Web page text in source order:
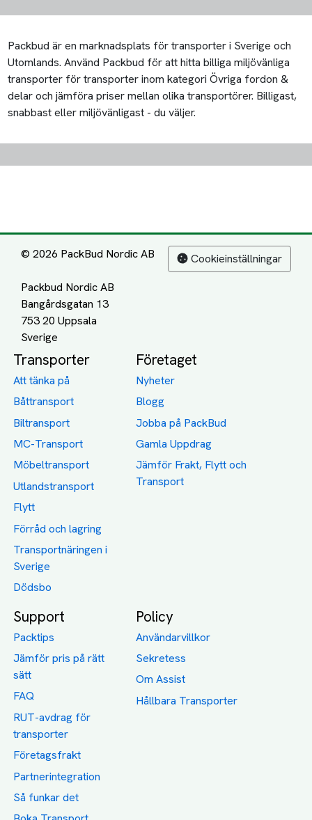
Packbud är en marknadsplats för transporter i Sverige och
Utomlands. Använd Packbud för att hitta billiga miljövänliga
transporter för transporter inom kategori Övriga fordon &
delar och jämföra priser mellan olika transportörer. Billigast,
snabbast eller miljövänligast - du väljer.
© 2026 PackBud Nordic AB
Packbud Nordic AB
Bangårdsgatan 13
753 20 Uppsala
Cookieinställningar
Transporter
Att tänka på
Båttransport
Biltransport
MC-Transport
Möbeltransport
Utlandstransport
Flytt
Förråd och lagring
Transportnäringen i
Sverige
Dödsbo
Företaget
Nyheter
Blogg
Jobba på PackBud
Gamla Uppdrag
Jämför Frakt, Flytt och
Transport
Support
Packtips
Jämför pris på rätt
sätt
FAQ
RUT-avdrag för
transporter
Företagsfrakt
Partnerintegration
Så funkar det
Policy
Användarvillkor
Sekretess
Om Assist
Hållbara Transporter